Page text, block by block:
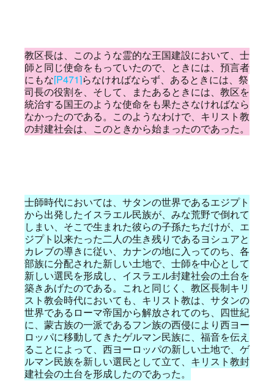
教区長は、このような霊的な王国建設において、士
師と同じ使命をもっていたので、ときには、預言者
にもな[P471]らなければならず、あるときには、祭
司長の役割を、そして、またあるときには、教区を
統治する国王のような使命をも果たさなければなら
なかったのである。このようなわけで、キリスト教
の封建社会は、このときから始まったのであった。
士師時代においては、サタンの世界であるエジプト
から出発したイスラエル民族が、みな荒野で倒れて
しまい、そこで生まれた彼らの子孫たちだけが、エ
ジプト以来たった二人の生き残りであるヨシュアと
カレブの導きに従い、カナンの地に入ってのち、各
部族に分配された新しい土地で、士師を中心として
新しい選民を形成し、イスラエル封建社会の土台を
築きあげたのである。これと同じく、教区長制キリ
スト教会時代においても、キリスト教は、サタンの
世界であるローマ帝国から解放されてのち、四世紀
に、蒙古族の一派であるフン族の西侵により西ヨー
ロッパに移動してきたゲルマン民族に、福音を伝え
ることによって、西ヨーロッパの新しい土地で、ゲ
ルマン民族を新しい選民として立て、キリスト教封
建社会の土台を形成したのであった。